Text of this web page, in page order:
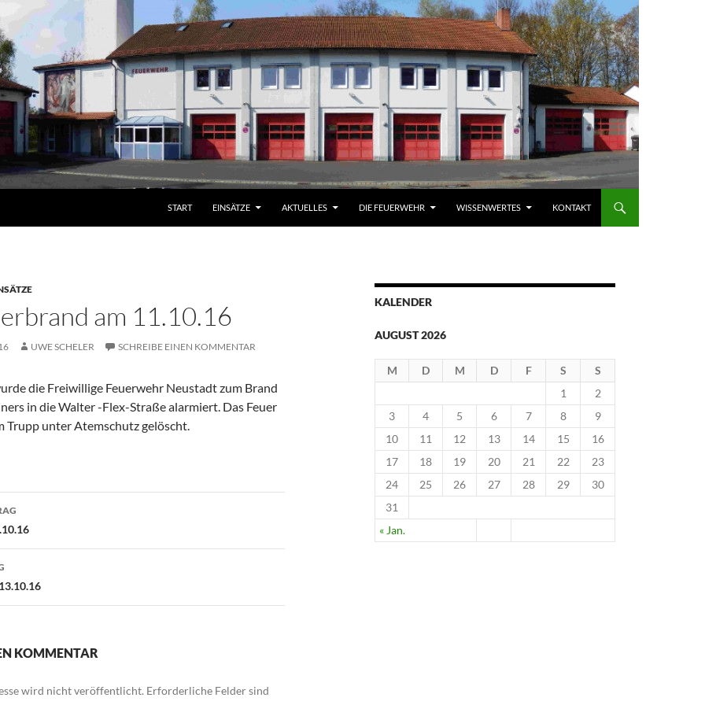
START EINSÄTZE AKTUELLES DIE FEUERWEHR WISSENWERTES KONTAKT
am 11.10.16
UWE SCHELER SCHREIBE EINEN KOMMENTAR
die Freiwillige Feuerwehr Neustadt zum Brand
in die Walter -Flex-Straße alarmiert. Das Feuer
Trupp unter Atemschutz gelöscht.
KOMMENTAR
wird nicht veröffentlicht. Erforderliche Felder sind
KALENDER
AUGUST 2026
M D M D F S S
« Jan.
1
2
3
4 5 6 7 8
9
10
11 12 13 14 15
16
17
18 19 20 21 22
23
24
25 26 27 28 29
30
31